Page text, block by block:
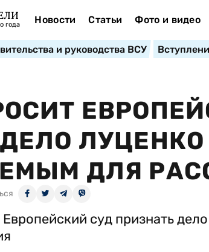
года Новости Статьи Фото и видео
и руководства ВСУ
ЛУЦЕНКО
ДЛЯ